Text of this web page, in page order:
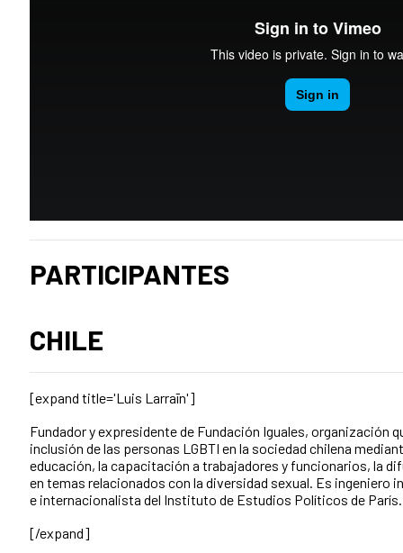
PARTICIPANTES
CHILE
[expand title='Luis Larraīn']
Fundador y expresidente de Fundación Iguales, organización
inclusión de las personas LGBTI en la sociedad chilena
educación, la capacitación a trabajadores y funcionarios, la
en temas relacionados con la diversidad sexual. Es ingeniero
e internacionalista del Instituto de Estudios Políticos de París.
[/expand]